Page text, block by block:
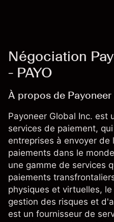
Négociation
- PAYO
À propos de
Payoneer Global Inc. est
services de paiement,
entreprises à envoyer
paiements dans le
une gamme de services
paiements
physiques et virtuelles,
gestion des risques et
est un fournisseur de